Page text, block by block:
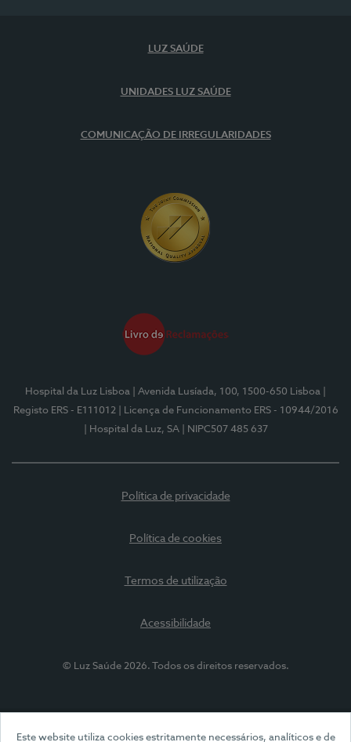
Este website utiliza cookies estritamente necessários, analíticos e de
LUZ SAÚDE
UNIDADES LUZ SAÚDE
COMUNICAÇÃO DE IRREGULARIDADES
Hospital da Luz Lisboa | Avenida Lusíada, 100, 1500-650 Lisboa
Registo ERS - E111012
| Licença de Funcionamento ERS - 10944/2016
| Hospital da Luz, SA
| NIPC507 485 637
Política de privacidade
Política de cookies
Termos de utilização
Acessibilidade
© Luz Saúde 2026. Todos os direitos reservados.